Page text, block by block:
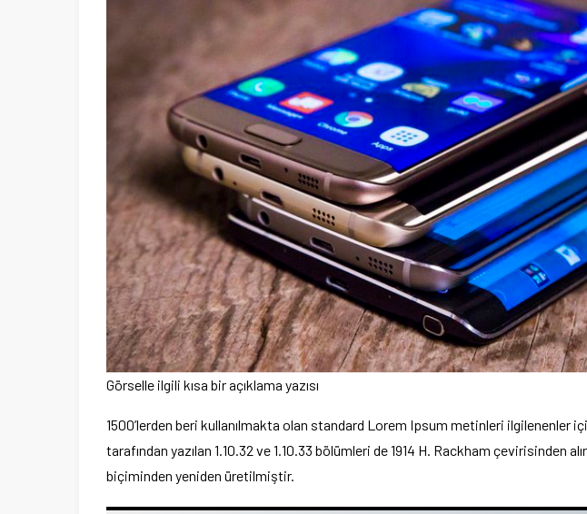
Görselle ilgili kısa bir açıklama yazısı
1500’lerden beri kullanılmakta olan standard Lorem Ipsum metinleri ilgilenenler
tarafından yazılan 1.10.32 ve 1.10.33 bölümleri de 1914 H. Rackham çevirisinden
biçiminden yeniden üretilmiştir.